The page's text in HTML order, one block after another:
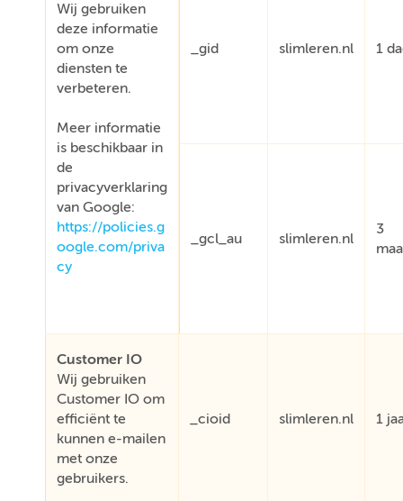
Wij gebruiken
deze informatie
om onze
diensten te
verbeteren.
Meer informatie
is beschikbaar in
de
privacyverklaring
van Google:
https://policies.g
oogle.com/priva
cy
_gid slimleren.nl 1
_gcl_au slimleren.nl
3
Customer IO
Wij gebruiken
Customer IO om
efficiënt te
kunnen e-mailen
met onze
gebruikers.
_cioid slimleren.nl 1